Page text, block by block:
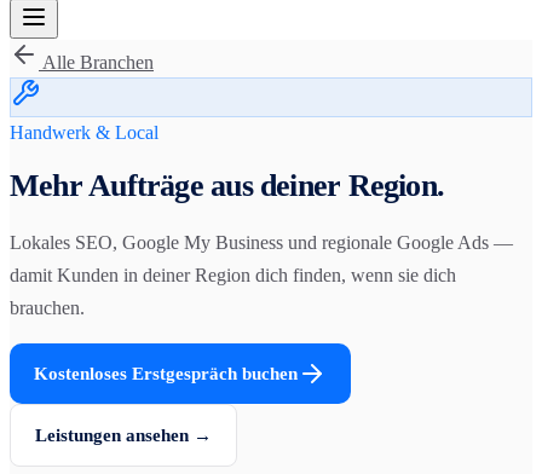
Alle Branchen
Handwerk & Local
Mehr Aufträge aus deiner Region.
Lokales SEO, Google My Business und regionale Google Ads —
damit Kunden in deiner Region dich finden, wenn sie dich
brauchen.
Kostenloses Erstgespräch buchen
Leistungen ansehen →